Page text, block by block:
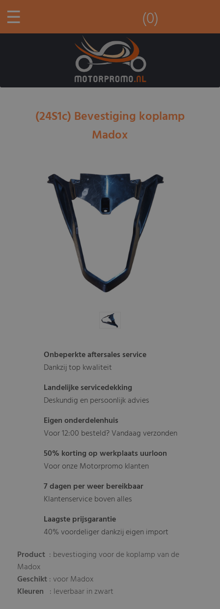
☰ (0)
(24S1c) Bevestiging koplamp
Madox
Onbeperkte aftersales service
Dankzij top kwaliteit
Landelijke servicedekking
Deskundig en persoonlijk advies
Eigen onderdelenhuis
Voor 12:00 besteld? Vandaag verzonden
50% korting op werkplaats uurloon
Voor onze Motorpromo klanten
7 dagen per weer bereikbaar
Klantenservice boven alles
Laagste prijsgarantie
40% voordeliger dankzij eigen import
Product : bevestioging voor de koplamp van de
Madox
Geschikt: voor Madox
Kleuren : leverbaar in zwart